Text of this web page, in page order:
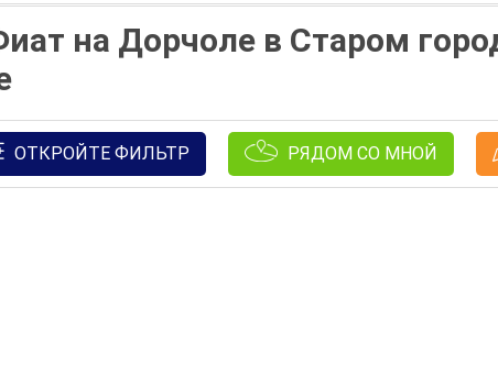
на Дорчоле в Старом
ОТКРОЙТЕ ФИЛЬТР РЯДОМ СО МНОЙ